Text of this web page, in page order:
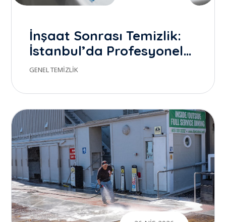
İnşaat Sonrası Temizlik:
İstanbul’da Profesyonel
Temizlik ile Gerçek Farkı
GENEL TEMIZLIK